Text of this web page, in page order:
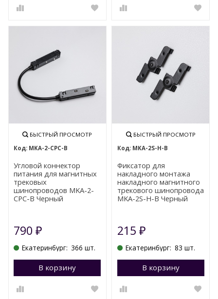
БЫСТРЫЙ ПРОСМОТР
MKA-2-CPC-B
Угловой коннектор
питания для магнитных
трековых
шинопроводов MKA-2-
CPC-B Черный
790₽
Екатеринбург: 366 шт.
В корзину Перейти в корзину
БЫСТРЫЙ ПРОСМОТР
MKA-2S-H-B
Фиксатор для
накладного монтажа
накладного магнитного
трекового шинопровода
MKA-2S-H-B Черный
215 ₽
Екатеринбург: 83 шт.
В корзину